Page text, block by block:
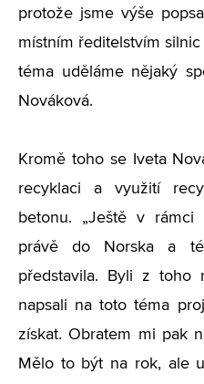
protože jsme výše
místním ředitelstvím
téma uděláme nějaký
Nováková.
Kromě toho se Iveta
recyklaci a využití
betonu. „Ještě v
právě do Norska a
představila. Byli z toho
napsali na toto téma
získat. Obratem mi pak
Mělo to být na rok, ale